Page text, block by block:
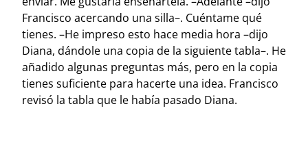
Francisco acercando una silla–. Cuéntame qué
tienes. –He impreso esto hace media hora –dijo
Diana, dándole una copia de la siguiente tabla–. He
añadido algunas preguntas más, pero en la copia
tienes suficiente para hacerte una idea. Francisco
revisó la tabla que le había pasado Diana.